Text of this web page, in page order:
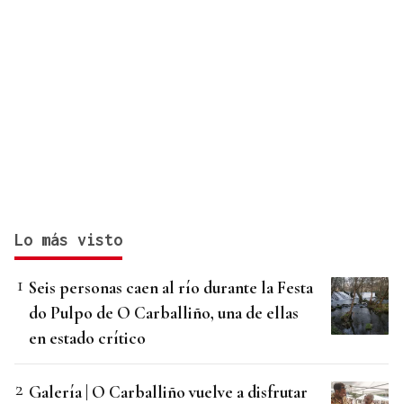
Lo más visto
Seis personas caen al río durante la Festa
do Pulpo de O Carballiño, una de ellas
en estado crítico
Galería | O Carballiño vuelve a disfrutar